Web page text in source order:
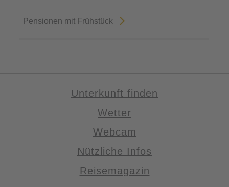
Pensionen mit Frühstück
Unterkunft finden
Wetter
Webcam
Nützliche Infos
Reisemagazin